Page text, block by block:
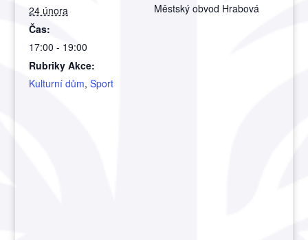
24 února
Čas:
17:00 - 19:00
Rubriky Akce:
Kulturní dům,Sport
Městský obvod Hrabová